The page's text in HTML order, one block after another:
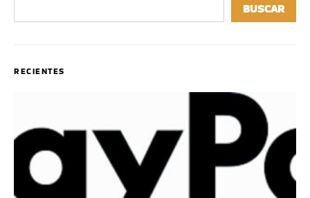
BUSCAR
RECIENTES